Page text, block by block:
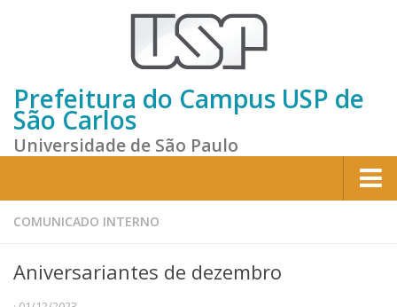
Prefeitura do Campus USP de
São Carlos
Universidade de São Paulo
Home
Sobre a Prefeitura
COMUNICADO INTERNO
Aniversariantes de dezembro